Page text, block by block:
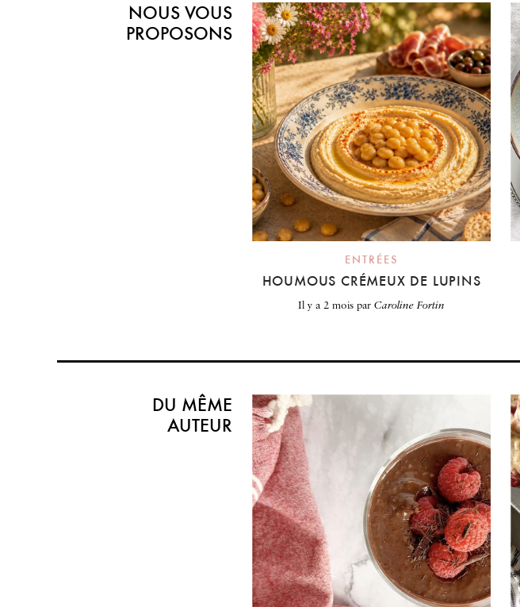
NOUS VOUS
PROPOSONS
ENTRÉES
HOUMOUS CRÉMEUX DE LUPINS
il y a 2 mois parCaroline Fortin
DU MÊME
AUTEUR